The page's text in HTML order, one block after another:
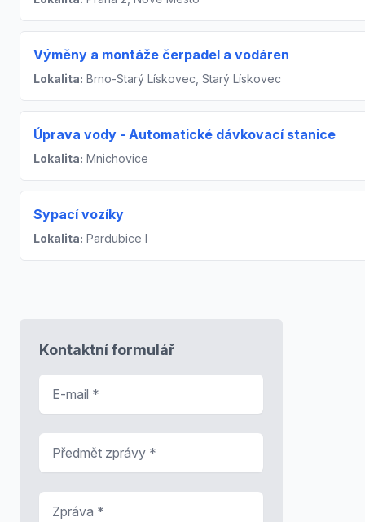
Výměny a montáže čerpadel a vodáren
Lokalita: Brno-Starý Lískovec, Starý Lískovec
Úprava vody - Automatické dávkovací stanice
Lokalita: Mnichovice
Sypací vozíky
Lokalita: Pardubice I
Kontaktní formulář